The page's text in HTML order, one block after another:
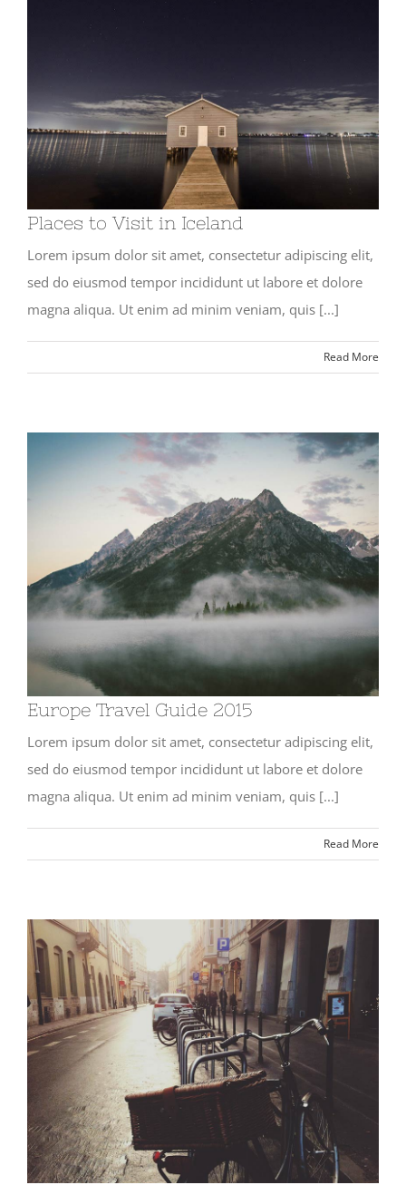
Places to Visit in Iceland
Lorem ipsum dolor sit amet, consectetur adipiscing elit,
sed do eiusmod tempor incididunt ut labore et dolore
magna aliqua. Ut enim ad minim veniam, quis [...]
Read More
Europe Travel Guide 2015
Lorem ipsum dolor sit amet, consectetur adipiscing elit,
sed do eiusmod tempor incididunt ut labore et dolore
magna aliqua. Ut enim ad minim veniam, quis [...]
Read More